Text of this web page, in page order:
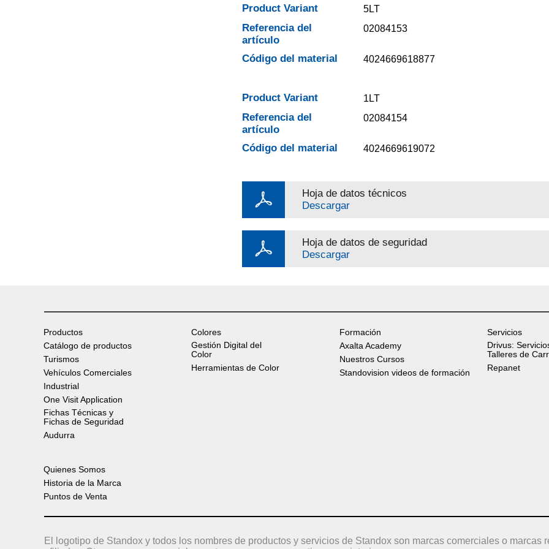
Product Variant 5LT
Referencia del
artículo
02084153
Código del material 4024669618877
Product Variant 1LT
Referencia del
artículo
02084154
Código del material 4024669619072
Hoja de datos técnicos
Descargar
Hoja de datos de seguridad
Descargar
Productos
Catálogo de productos
Turismos
Vehículos Comerciales
Industrial
One Visit Application
Fichas Técnicas y
Fichas de Seguridad
Audurra
Colores
Gestión Digital del
Color
Herramientas de Color
Formación
Axalta Academy
Nuestros Cursos
Standovision videos de formación
Servicios
Drivus:
Talleres de
Repanet
Quienes Somos
Historia de la Marca
Puntos de Venta
El logotipo de Standox y todos los nombres de productos y servicios de Standox son marcas comerciales o marcas